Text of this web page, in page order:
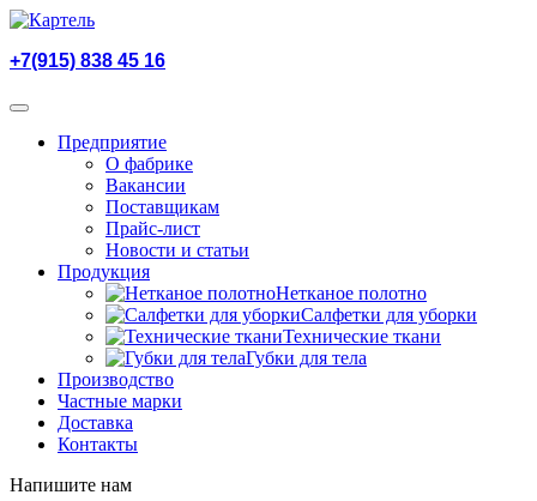
+7(915) 838 45 16
Предприятие
О фабрике
Вакансии
Поставщикам
Прайс-лист
Новости и статьи
Продукция
Нетканое полотно
Салфетки для уборки
Технические ткани
Губки для тела
Производство
Частные марки
Доставка
Контакты
Напишите нам